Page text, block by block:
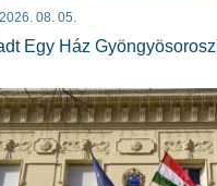
2026. 08. 05.
Egy Ház